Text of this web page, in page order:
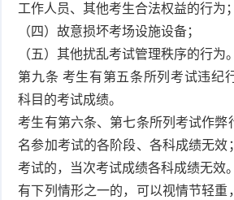
工作人员、其他考生合法权益的行为；
（四）故意损坏考场设施设备；
（五）其他扰乱考试管理秩序的行为。
第九条 考生有第五条所列考试违纪
科目的考试成绩。
考生有第六条、第七条所列考试作弊
名参加考试的各阶段、各科成绩无效
考试的，当次考试成绩各科成绩无效。
有下列情形之一的，可以视情节轻重